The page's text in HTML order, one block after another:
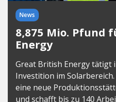
News
8,875 Mio. Pfund
Energy
Great British Energy tätigt
Investition im
eine neue
und schafft bis zu 140